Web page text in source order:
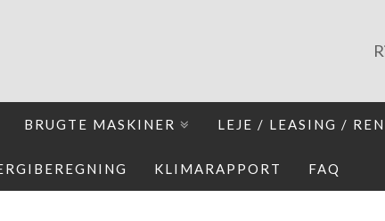
BRUGTE MASKINER LEJE / LEASING /
KLIMARAPPORT FAQ